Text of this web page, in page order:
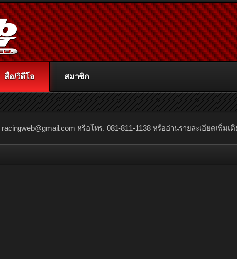
racingweb@gmail.com หรือโทร. 081-811-1138 หรืออ่านรายละเอียดเพิ่มเ
สื่อ/วิดีโอ สมาชิก